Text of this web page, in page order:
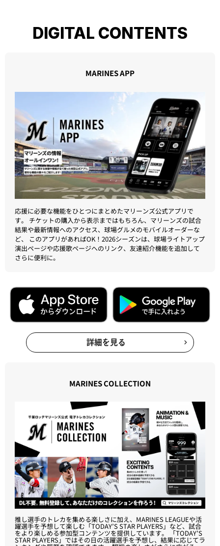
DIGITAL CONTENTS
応援に必要な機能をひとつにまとめたマリーンズ公式アプリで
す。 チケットの購入から表示まではもちろん、マリーンズの試合
結果や最新情報へのアクセス、球場グルメのモバイルオーダーな
ど、 このアプリがあればOK！2026シーズンは、球場ライトアップ
演出ページや応援歌ページへのリンク、友達紹介機能を追加して
詳細を見る
推し選手のトレカを集める楽しさに加え、MARINES LEAGUEや活
躍選手を予想して楽しむ「TODAY’S STAR PLAYERS」など、試合
をより楽しめる参加型コンテンツを提供しています。 「TODAY’S